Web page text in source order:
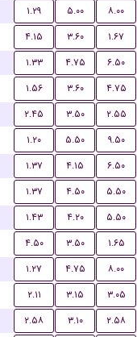
۱.۲۹ ۵.۰۰
۸.۰۰
۴.۱۵ ۳.۶۰
۱.۶۷
۱.۳۳ ۴.۷۵
۶.۵۰
۱.۵۶ ۳.۶۰
۴.۷۵
۲.۴۵ ۳.۵۰
۲.۵۵
۱.۲۰ ۵.۵۰
۹.۵۰
۱.۳۷ ۴.۱۵
۶.۵۰
۱.۳۷ ۴.۵۰
۵.۵۰
۱.۴۳ ۴.۲۰
۵.۵۰
۴.۵۰ ۳.۵۰
۱.۶۵
۱.۲۷ ۴.۷۵
۸.۰۰
۲.۱۱ ۳.۱۵
۳.۰۵
۲.۵۸ ۳.۱۰
۲.۵۸